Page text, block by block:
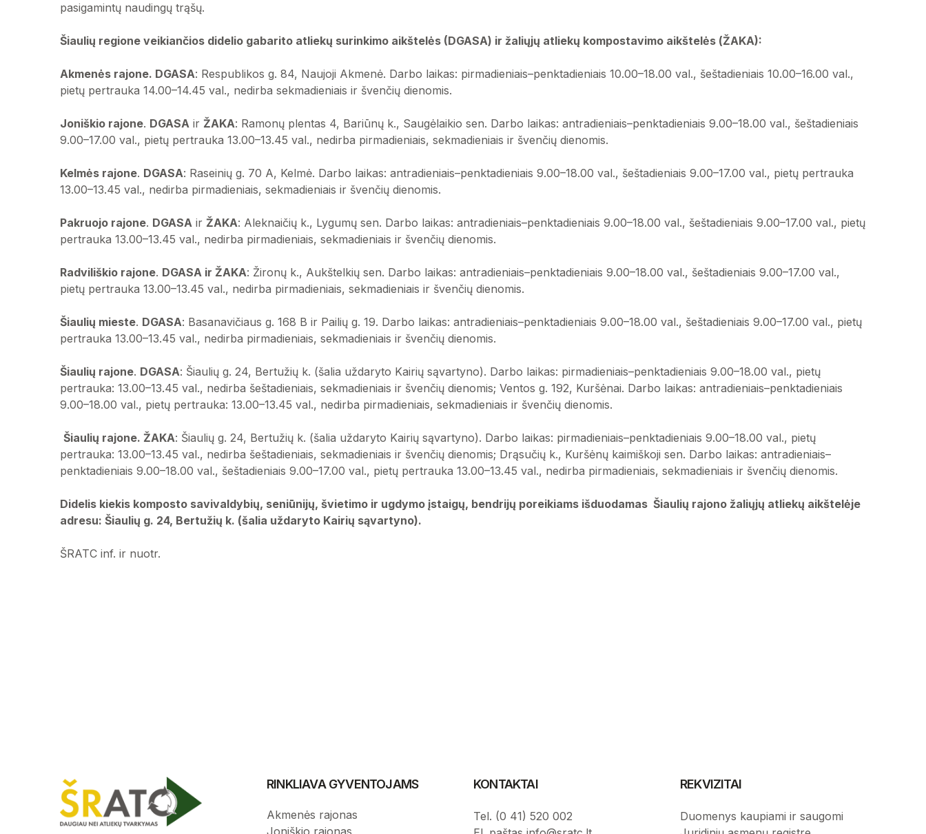
pasigamintų naudingų trąšų.
Šiaulių regione veikiančios didelio gabarito atliekų surinkimo aikštelės (DGASA) ir žaliųjų atliekų kompostavimo aikštelės (ŽAKA):
Akmenės rajone. DGASA: Respublikos g. 84, Naujoji Akmenė. Darbo laikas: pirmadieniais–penktadieniais 10.00–18.00 val., šeštadieniais 10.00–16.00 val.,
pietų pertrauka 14.00–14.45 val., nedirba sekmadieniais ir švenčių dienomis.
Joniškio rajone. DGASA ir ŽAKA: Ramonų plentas 4, Bariūnų k., Saugėlaikio sen. Darbo laikas: antradieniais–penktadieniais 9.00–18.00 val., šeštadieniais
9.00–17.00 val., pietų pertrauka 13.00–13.45 val., nedirba pirmadieniais, sekmadieniais ir švenčių dienomis.
Kelmės rajone. DGASA: Raseinių g. 70 A, Kelmė. Darbo laikas: antradieniais–penktadieniais 9.00–18.00 val., šeštadieniais 9.00–17.00 val., pietų pertrauka
13.00–13.45 val., nedirba pirmadieniais, sekmadieniais ir švenčių dienomis.
Pakruojo rajone. DGASA ir ŽAKA: Aleknaičių k., Lygumų sen. Darbo laikas: antradieniais–penktadieniais 9.00–18.00 val., šeštadieniais 9.00–17.00 val., pietų
pertrauka 13.00–13.45 val., nedirba pirmadieniais, sekmadieniais ir švenčių dienomis.
Radviliškio rajone. DGASA ir ŽAKA: Žironų k., Aukštelkių sen. Darbo laikas: antradieniais–penktadieniais 9.00–18.00 val., šeštadieniais 9.00–17.00 val.,
pietų pertrauka 13.00–13.45 val., nedirba pirmadieniais, sekmadieniais ir švenčių dienomis.
Šiaulių mieste. DGASA: Basanavičiaus g. 168 B ir Pailių g. 19. Darbo laikas: antradieniais–penktadieniais 9.00–18.00 val., šeštadieniais 9.00–17.00 val., pietų
pertrauka 13.00–13.45 val., nedirba pirmadieniais, sekmadieniais ir švenčių dienomis.
Šiaulių rajone. DGASA: Šiaulių g. 24, Bertužių k. (šalia uždaryto Kairių sąvartyno). Darbo laikas: pirmadieniais–penktadieniais 9.00–18.00 val., pietų
pertrauka: 13.00–13.45 val., nedirba šeštadieniais, sekmadieniais ir švenčių dienomis; Ventos g. 192, Kuršėnai. Darbo laikas: antradieniais–penktadieniais
9.00–18.00 val., pietų pertrauka: 13.00–13.45 val., nedirba pirmadieniais, sekmadieniais ir švenčių dienomis.
Šiaulių rajone. ŽAKA: Šiaulių g. 24, Bertužių k. (šalia uždaryto Kairių sąvartyno). Darbo laikas: pirmadieniais–penktadieniais 9.00–18.00 val., pietų
pertrauka: 13.00–13.45 val., nedirba šeštadieniais, sekmadieniais ir švenčių dienomis; Drąsučių k., Kuršėnų kaimiškoji sen. Darbo laikas: antradieniais–
penktadieniais 9.00–18.00 val., šeštadieniais 9.00–17.00 val., pietų pertrauka 13.00–13.45 val., nedirba pirmadieniais, sekmadieniais ir švenčių dienomis.
Didelis kiekis komposto savivaldybių, seniūnijų, švietimo ir ugdymo įstaigų, bendrijų poreikiams išduodamas Šiaulių rajono žaliųjų atliekų aikštelėje
adresu: Šiaulių g. 24, Bertužių k. (šalia uždaryto Kairių sąvartyno).
ŠRATC inf. ir nuotr.
RINKLIAVA GYVENTOJAMS
Akmenės rajonas
Joniškio rajonas
KONTAKTAI
Tel. (0 41) 520 002
REKVIZITAI
Duomenys kaupiami ir saugomi